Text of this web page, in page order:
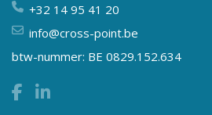
+32 14 95 41 20
info@cross-point.be
btw-nummer: BE 0829.152.634